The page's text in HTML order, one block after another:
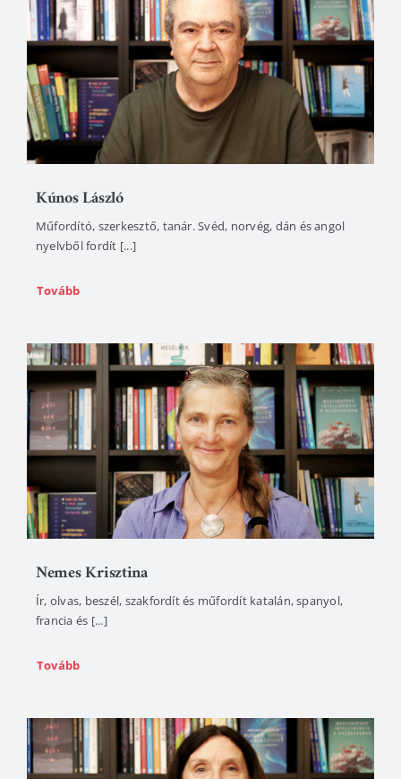
Kúnos László
Műfordító, szerkesztő, tanár. Svéd, norvég, dán és angol
nyelvből fordít [...]
Tovább
Nemes Krisztina
Ír, olvas, beszél, szakfordít és műfordít katalán, spanyol,
francia és [...]
Tovább